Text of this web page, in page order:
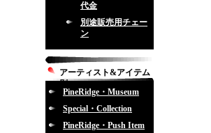
代金
別途販売用チェー
ン
アーティスト&アイテム
別
PineRidge・Museum
Special・Collection
PineRidge・Push Item